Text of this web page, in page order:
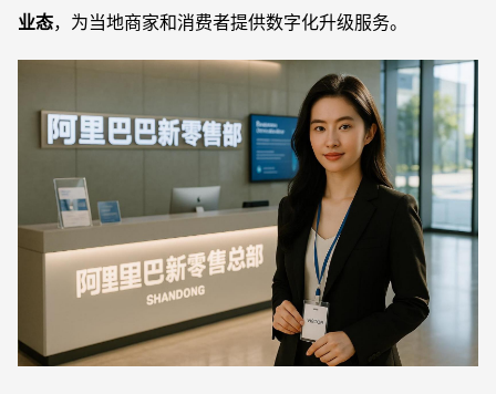
业态，为当地商家和消费者提供数字化升级服务。